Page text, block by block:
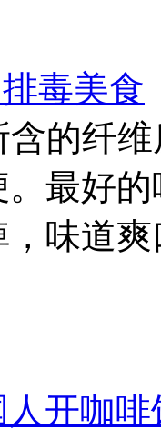
毒美食
含的纤
最好
味道
开咖